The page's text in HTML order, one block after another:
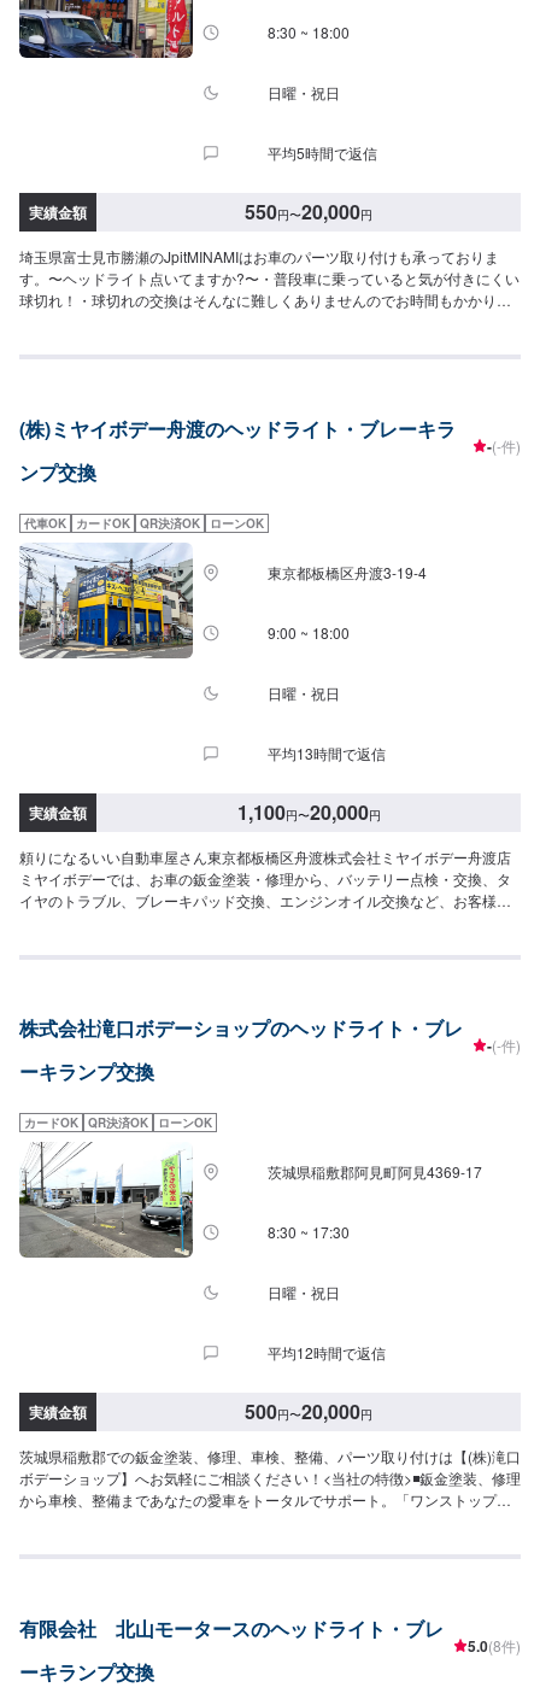
8:30 ~ 18:00
日曜・祝日
平均5時間で返信
実績金額 550円〜20,000円
埼玉県富士見市勝瀬のJpitMINAMIはお車のパーツ取り付けも承っておりま
す。〜ヘッドライト点いてますか?〜・普段車に乗っていると気が付きにくい
球切れ！・球切れの交換はそんなに難しくありませんのでお時間もかかりま
ツ持ち込みOK！⭕️』世の中に溢れるナイスなパーツあんなパーツにこんなパ
ェイピットミナミでは、ネットでご購入いただいたパーツを取り付けること
が可能です。クルマ好きの皆さんのピットワーカーにおまかせください【1】
オファーにてお問い合わせ【2】お見積り【3】お見積りにご納得いただけれ
す。お車の作業中は代車をご利用ください。※代車の燃料代はお客様にご負担
いただいております。『営業時間・定休日』営業時間：8:30〜18:00定休日：
日・祝・第一月曜
(株)ミヤイボデー舟渡のヘッドライト・ブレーキラ
ンプ交換
-(-件)
代車OK カードOK QR決済OK ローンOK
東京都板橋区舟渡3-19-4
9:00 ~ 18:00
日曜・祝日
平均13時間で返信
実績金額 1,100円〜20,000円
頼りになるいい自動車屋さん東京都板橋区舟渡株式会社ミヤイボデー舟渡店
ミヤイボデーでは、お車の鈑金塗装・修理から、バッテリー点検・交換、タ
イヤのトラブル、ブレーキパッド交換、エンジンオイル交換など、お客様の
ない中での走行は大変危険です！ライト、ランプ交換お任せください！<パー
い。<代車について>作業中は代車の貸し出しが可能です。ご希望の方はお気
軽にお問い合わせください。※燃料代はお客様負担となります。<営業時間・
定休日>営業時間：9:00〜18:00定休日：日曜・祝日
株式会社滝口ボデーショップのヘッドライト・ブレ
ーキランプ交換
-(-件)
カードOK QR決済OK ローンOK
茨城県稲敷郡阿見町阿見4369-17
8:30 ~ 17:30
日曜・祝日
平均12時間で返信
実績金額 500円〜20,000円
茨城県稲敷郡での鈑金塗装、修理、車検、整備、パーツ取り付けは【(株)滝口
ボデーショップ】へお気軽にご相談ください！<当社の特徴>◾鈑金塗装、修理
から車検、整備まであなたの愛車をトータルでサポート。「ワンストップ」
んでもお問い合わせください。◾プロの熟練の技が納得の仕上がりをお約束。
質への絶対の自信。とにかく安心してお任せください。<ご希望と条件に応じ
たパーソナルメニューを提案！>「技術的なクオリティの提供はもちろん、お
客様目線での最善のメニューと車輌価値をできる限り下げない処理をいかに
有限会社 北山モータースのヘッドライト・ブレ
ーキランプ交換
5.0(8件)